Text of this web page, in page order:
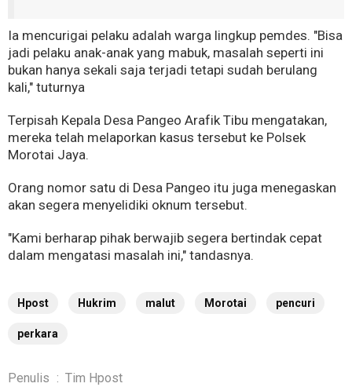
Ia mencurigai pelaku adalah warga lingkup pemdes. "Bisa
jadi pelaku anak-anak yang mabuk, masalah seperti ini
bukan hanya sekali saja terjadi tetapi sudah berulang
kali," tuturnya
Terpisah Kepala Desa Pangeo Arafik Tibu mengatakan,
mereka telah melaporkan kasus tersebut ke Polsek
Morotai Jaya.
Orang nomor satu di Desa Pangeo itu juga menegaskan
akan segera menyelidiki oknum tersebut.
"Kami berharap pihak berwajib segera bertindak cepat
dalam mengatasi masalah ini," tandasnya.
Hpost Hukrim malut Morotai pencuri
perkara
Penulis : Tim Hpost